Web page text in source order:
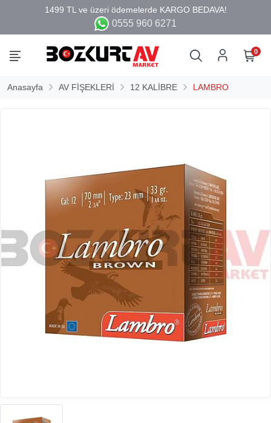
0555 960 6271
0
Anasayfa AV FİŞEKLERİ 12 KALİBRE LAMBRO